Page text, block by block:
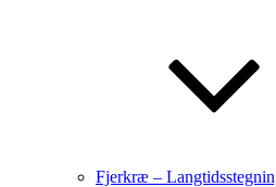
Fjerkræ –